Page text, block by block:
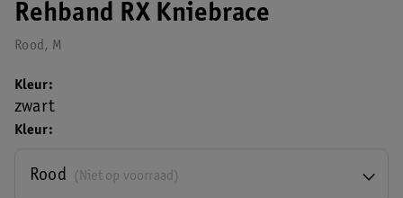
Rehband RX Kniebrace
Rood, M
Kleur
(Niet op voorraad)
Rood
Kleur
zwart